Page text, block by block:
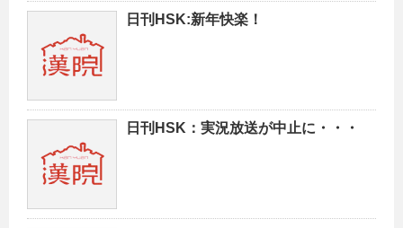
日刊HSK:新年快楽！
日刊HSK：実況放送が中止に・・・